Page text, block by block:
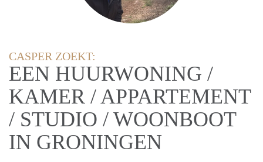
CASPER ZOEKT:
EEN HUURWONING /
KAMER / APPARTEMENT
/ STUDIO / WOONBOOT
IN GRONINGEN